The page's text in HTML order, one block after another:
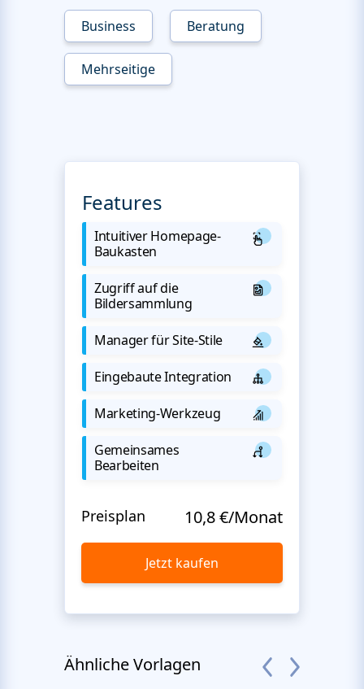
Business Beratung
Mehrseitige
Features
Intuitiver Homepage-
Baukasten
Zugriff auf die
Bildersammlung
Manager für Site-Stile
Eingebaute Integration
Marketing-Werkzeug
Gemeinsames
Bearbeiten
Preisplan 10,8 €/Monat
Jetzt kaufen
Ähnliche Vorlagen